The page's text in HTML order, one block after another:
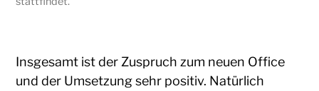
Insgesamt ist der Zuspruch zum neuen Office
und der Umsetzung sehr positiv. Natürlich